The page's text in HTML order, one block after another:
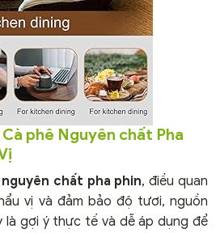
phê Nguyên chất Pha
chất pha phin, điều quan
vị và đảm bảo độ tươi, nguồn
là gợi ý thực tế và dễ áp dụng để